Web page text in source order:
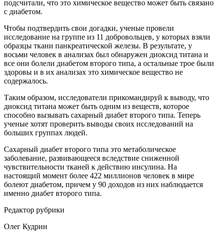
подсчитали, что это химическое вещество может быть связано
с диабетом.
Чтобы подтвердить свои догадки, ученые провели
исследование на группе из 11 добровольцев, у которых взяли
образцы ткани панкреатической железы. В результате, у
восьми человек в анализах был обнаружен диоксид титана и
все они болели диабетом второго типа, а остальные трое были
здоровы и в их анализах это химическое вещество не
содержалось.
Таким образом, исследователи прикомандируй к выводу, что
диоксид титана может быть одним из веществ, которое
способно вызывать сахарный диабет второго типа. Теперь
ученые хотят проверить выводы своих исследований на
больших группах людей.
Сахарный диабет второго типа это метаболическое
заболевание, развивающееся вследствие сниженной
чувствительности тканей к действию инсулина. На
настоящий момент более 422 миллионов человек в мире
болеют диабетом, причем у 90 доходов из них наблюдается
именно диабет второго типа.
Редактор рубрики
Олег Кудрин